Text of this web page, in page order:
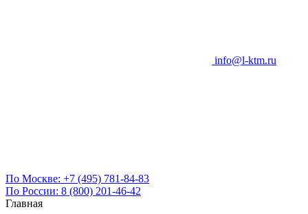
info@l-ktm.ru
По Москве: +7 (495) 781-84-83
По России: 8 (800) 201-46-42
Главная